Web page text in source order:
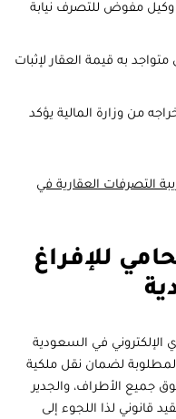
وكيل مفوض للتصرف نيابة
به قيمة العقار لإثبات
من وزارة المالية يؤكد
التصرفات العقارية في
للإفراغ
الإلكتروني في السعودية
لضمان نقل ملكية
جميع الأطراف، والجدير
قانوني لذا اللجوء إلى